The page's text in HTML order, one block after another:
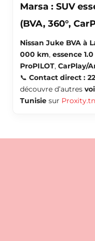
Marsa : SUV
(BVA, 360°,
Nissan Juke BVA à
000 km, essence
ProPILOT, CarPlay/
📞 Contact direct :
découvre d’autres
Tunisie sur Proxity.tn